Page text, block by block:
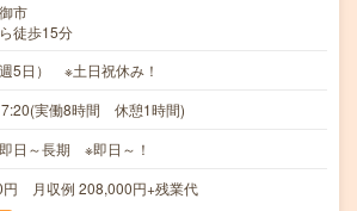
市
徒歩15分
5日） ※土日祝休み！
実働8時間 休憩1時間)
即日～長期 ※即日～！
円 月収例 208,000円+残業代